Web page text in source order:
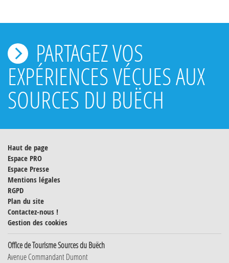
PARTAGEZ VOS
EXPÉRIENCES VÉCUES AUX
SOURCES DU BUËCH
Haut de page
Espace PRO
Espace Presse
Mentions légales
RGPD
Plan du site
Contactez-nous !
Gestion des cookies
Office de Tourisme Sources du Buëch
Avenue Commandant Dumont